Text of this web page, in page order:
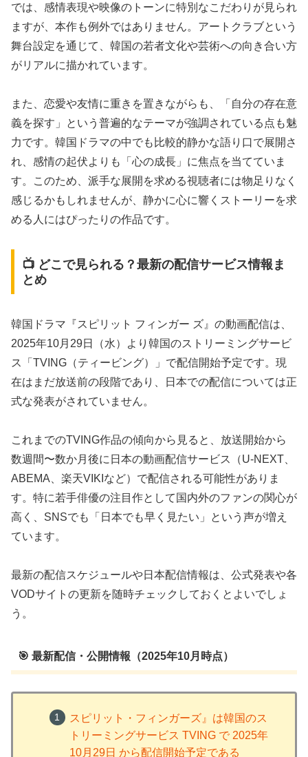
では、感情表現や映像のトーンに特別なこだわりが見られ
ますが、本作も例外ではありません。アートクラブという
舞台設定を通じて、韓国の若者文化や芸術への向き合い方
がリアルに描かれています。
また、恋愛や友情に重きを置きながらも、「自分の存在意
義を探す」という普遍的なテーマが強調されている点も魅
力です。韓国ドラマの中でも比較的静かな語り口で展開さ
れ、感情の起伏よりも「心の成長」に焦点を当てていま
す。このため、派手な展開を求める視聴者には物足りなく
感じるかもしれませんが、静かに心に響くストーリーを求
める人にはぴったりの作品です。
📺 どこで見られる？最新の配信サービス情報ま
とめ
韓国ドラマ『スピリット フィンガー ズ』の動画配信は、
2025年10月29日（水）より韓国のストリーミングサービ
ス「TVING（ティービング）」で配信開始予定です。現
在はまだ放送前の段階であり、日本での配信については正
式な発表がされていません。
これまでのTVING作品の傾向から見ると、放送開始から
数週間〜数か月後に日本の動画配信サービス（U-NEXT、
ABEMA、楽天VIKIなど）で配信される可能性がありま
す。特に若手俳優の注目作として国内外のファンの関心が
高く、SNSでも「日本でも早く見たい」という声が増え
ています。
最新の配信スケジュールや日本配信情報は、公式発表や各
VODサイトの更新を随時チェックしておくとよいでしょ
う。
🎯 最新配信・公開情報（2025年10月時点）
スピリット・フィンガーズ』は韓国のス
トリーミングサービス TVING で 2025年
10月29日 から配信開始予定である